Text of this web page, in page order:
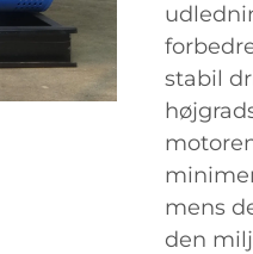
stabil
mens
den